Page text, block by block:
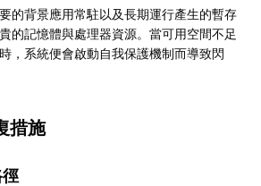
要的背景應用常駐以及長期運行產生的暫存
的記憶體與處理器資源。當可用空間不足
，系統便會啟動自我保護機制而導致閃
措施